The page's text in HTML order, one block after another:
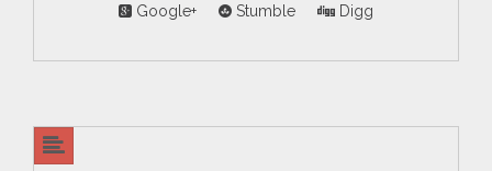
Google+
Stumble Digg